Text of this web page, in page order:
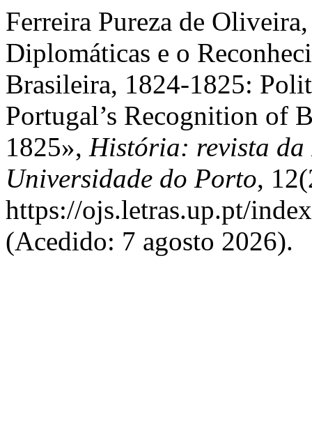
Ferreira Pureza de
Diplomáticas e o
Brasileira, 1824-1825:
Portugal’s Recognition of
1825», História: revista da
Universidade do Porto,
https://ojs.letras.up.pt/
(Acedido: 7 agosto 2026).